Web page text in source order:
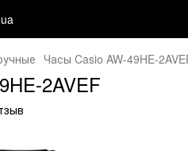
Часы Casio AW-49HE-
2AVEF